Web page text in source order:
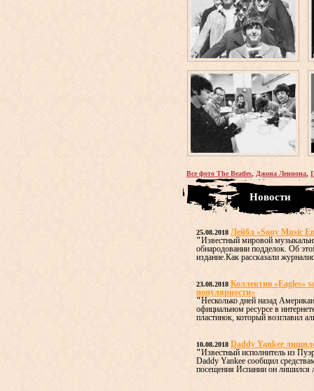
Все фото The Beatles, Джона Леннона,
Новости
25.08.2018 Лейбл «Sony Music
"Известный мировой
обнародовании подделок. Об
издание.Как рассказали
23.08.2018 Коллектив «Eagles»
популярности»
"Несколько дней назад
официальном ресурсе в
пластинок, который возглавил
10.08.2018 Daddy Yankee
"Известный исполнитель из
Daddy Yankee сообщил
посещения Испании он